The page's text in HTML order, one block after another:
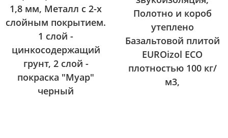
1,8 мм, Металл с 2-х
слойным покрытием.
1 слой -
цинкосодержащий
грунт, 2 слой -
покраска "Муар"
черный
Полотно и короб
утеплено
Базальтовой плитой
EUROizol ECO
плотностью 100 кг/
м3,